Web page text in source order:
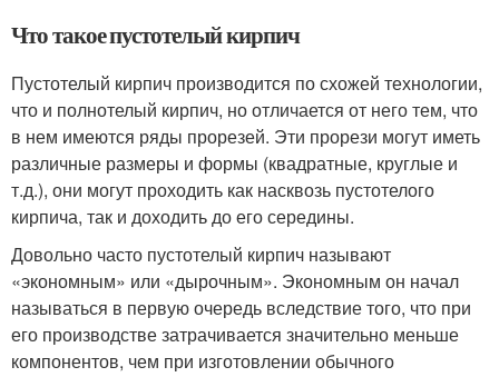
Что такое пустотелый кирпич
Пустотелый кирпич производится по схожей технологии,
что и полнотелый кирпич, но отличается от него тем, что
в нем имеются ряды прорезей. Эти прорези могут иметь
различные размеры и формы (квадратные, круглые и
т.д.), они могут проходить как насквозь пустотелого
кирпича, так и доходить до его середины.
Довольно часто пустотелый кирпич называют
«экономным» или «дырочным». Экономным он начал
называться в первую очередь вследствие того, что при
его производстве затрачивается значительно меньше
компонентов, чем при изготовлении обычного